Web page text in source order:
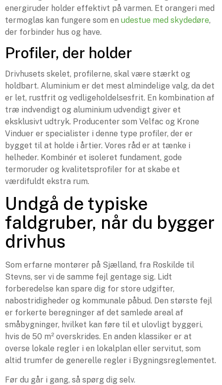
energiruder holder effektivt på varmen. Et orangeri med
termoglas kan fungere som en udestue med skydedøre,
der forbinder hus og have.
Profiler, der holder
Drivhusets skelet, profilerne, skal være stærkt og
holdbart. Aluminium er det mest almindelige valg, da det
er let, rustfrit og vedligeholdelsesfrit. En kombination af
træ indvendigt og aluminium udvendigt giver et
eksklusivt udtryk. Producenter som Velfac og Krone
Vinduer er specialister i denne type profiler, der er
bygget til at holde i årtier. Vores råd er at tænke i
helheder. Kombinér et isoleret fundament, gode
termoruder og kvalitetsprofiler for at skabe et
værdifuldt ekstra rum.
Undgå de typiske
faldgruber, når du bygger
drivhus
Som erfarne montører på Sjælland, fra Roskilde til
Stevns, ser vi de samme fejl gentage sig. Lidt
forberedelse kan spare dig for store udgifter,
nabostridigheder og kommunale påbud. Den største fejl
er forkerte beregninger af det samlede areal af
småbygninger, hvilket kan føre til et ulovligt byggeri,
hvis de 50 m² overskrides. En anden klassiker er at
overse lokale regler i en lokalplan eller servitut, som
altid trumfer de generelle regler i Bygningsreglementet.
Før du går i gang, så spørg dig selv.